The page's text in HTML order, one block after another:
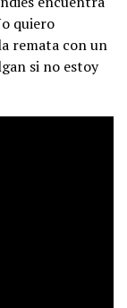
quiero
remata con un
si no estoy